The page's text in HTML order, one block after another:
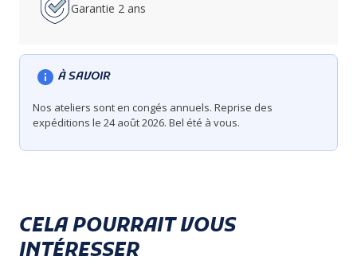
Garantie 2 ans
À SAVOIR
Nos ateliers sont en congés annuels. Reprise des
expéditions le 24 août 2026. Bel été à vous.
CELA POURRAIT VOUS
INTÉRESSER